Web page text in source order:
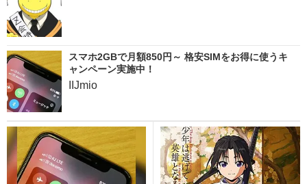
スマホ2GBで月額850円～ 格安SIMをお得に使うキ
ャンペーン実施中！
IIJmio